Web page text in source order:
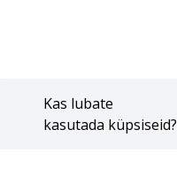
Kas lubate
kasutada küpsiseid?